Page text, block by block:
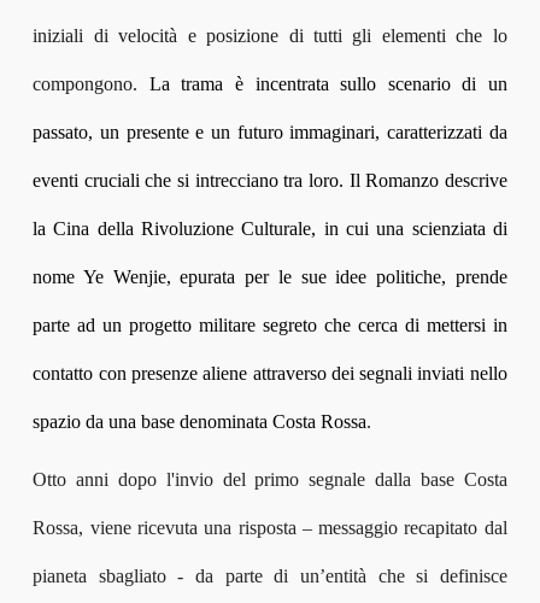
iniziali di velocità e posizione di tutti gli elementi che lo
compongono. La trama è incentrata sullo scenario di un
passato, un presente e un futuro immaginari, caratterizzati da
eventi cruciali che si intrecciano tra loro. Il Romanzo descrive
la Cina della Rivoluzione Culturale, in cui una scienziata di
nome Ye Wenjie, epurata per le sue idee politiche, prende
parte ad un progetto militare segreto che cerca di mettersi in
contatto con presenze aliene attraverso dei segnali inviati nello
spazio da una base denominata Costa Rossa.
Otto anni dopo l'invio del primo segnale dalla base Costa
Rossa, viene ricevuta una risposta – messaggio recapitato dal
pianeta sbagliato - da parte di un’entità che si definisce